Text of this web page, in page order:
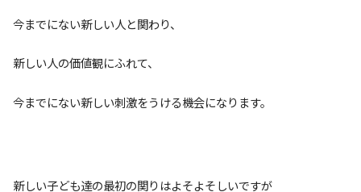
今までにない新しい人と関わり、
新しい人の価値観にふれて、
今までにない新しい刺激をうける機会になります。
新しい子ども達の最初の関りはよそよそしいですが